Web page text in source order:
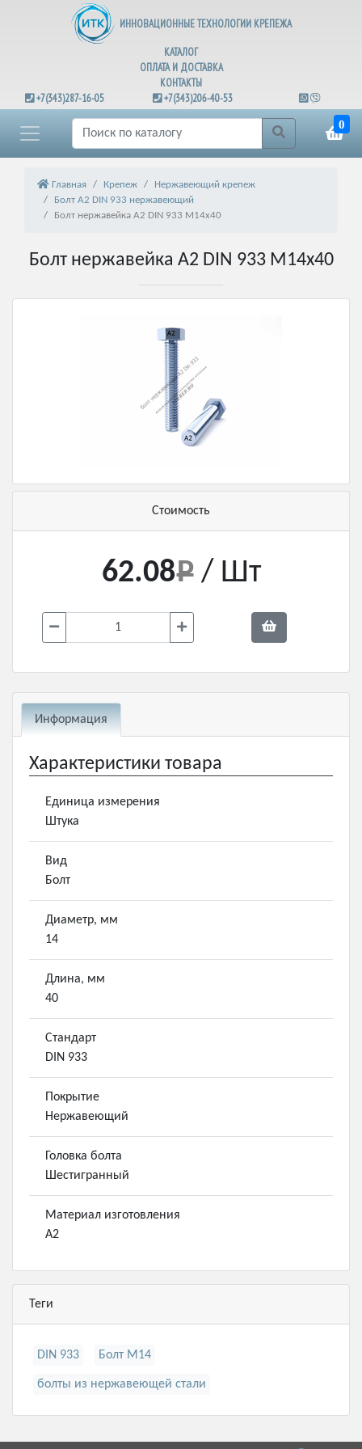
ИННОВАЦИОННЫЕ ТЕХНОЛОГИИ КРЕПЕЖА
КАТАЛОГ
ОПЛАТА И ДОСТАВКА
КОНТАКТЫ
+7(343)287-16-05
+7(343)206-40-53
0
Главная Крепеж
Нержавеющий крепеж
Болт А2 DIN 933 нержавеющий
Болт нержавейка А2 DIN 933 М14х40
Болт нержавейка А2 DIN 933 М14х40
Стоимость
62.08 / Шт
Информация
Характеристики товара
Единица измерения
Штука
Вид
Болт
Диаметр, мм
14
Длина, мм
40
Стандарт
DIN 933
Покрытие
Нержавеющий
Головка болта
Шестигранный
Материал изготовления
А2
Теги
DIN 933 Болт М14
болты из нержавеющей стали